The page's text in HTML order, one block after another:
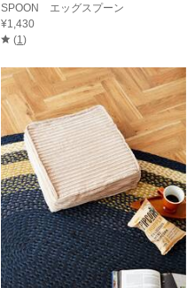
SPOON エッグスプーン
¥1,430
(1)